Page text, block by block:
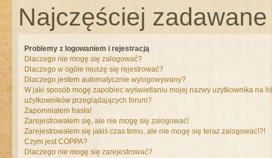
Najczęściej
Problemy z logowaniem i rejestracją
Dlaczego nie mogę się zalogować?
Dlaczego w ogóle muszę się rejestrować?
Dlaczego jestem automatycznie wylogowywany?
W jaki sposób mogę zapobiec wyświetlaniu mojej nazwy użytkownika na
użytkowników przeglądających forum?
Zapomniałem hasła!
Zarejestrowałem się, ale nie mogę się zalogować!
Zarejestrowałem się jakiś czas temu, ale nie mogę się teraz zalogować!?!
Czym jest COPPA?
Dlaczego nie mogę się zarejestrować?